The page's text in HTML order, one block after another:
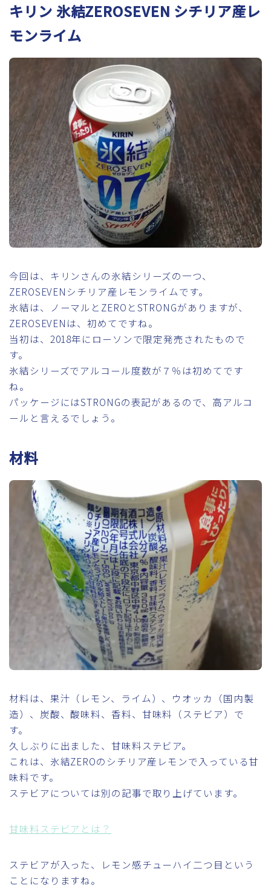
キリン 氷結ZEROSEVEN シチリア産レ
モンライム
今回は、キリンさんの氷結シリーズの一つ、
ZEROSEVENシチリア産レモンライムです。
氷結は、ノーマルとZEROとSTRONGがありますが、
ZEROSEVENは、初めてですね。
当初は、2018年にローソンで限定発売されたもので
す。
氷結シリーズでアルコール度数が７％は初めてです
ね。
パッケージにはSTRONGの表記があるので、高アルコ
ールと言えるでしょう。
材料
材料は、果汁（レモン、ライム）、ウオッカ（国内製
造）、炭酸、酸味料、香料、甘味料（ステビア）で
す。
久しぶりに出ました、甘味料ステビア。
これは、氷結ZEROのシチリア産レモンで入っている甘
味料です。
ステビアについては別の記事で取り上げています。
甘味料ステビアとは？
ステビアが入った、レモン感チューハイ二つ目という
ことになりますね。